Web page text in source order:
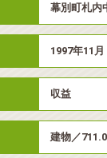
幕別町札
1997年11月
収益
建物／